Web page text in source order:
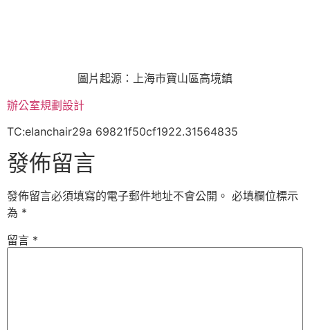
圖片起源：上海市寶山區高境鎮
辦公室規劃設計
TC:elanchair29a 69821f50cf1922.31564835
發佈留言
發佈留言必須填寫的電子郵件地址不會公開。 必填欄位標示
為 *
留言 *